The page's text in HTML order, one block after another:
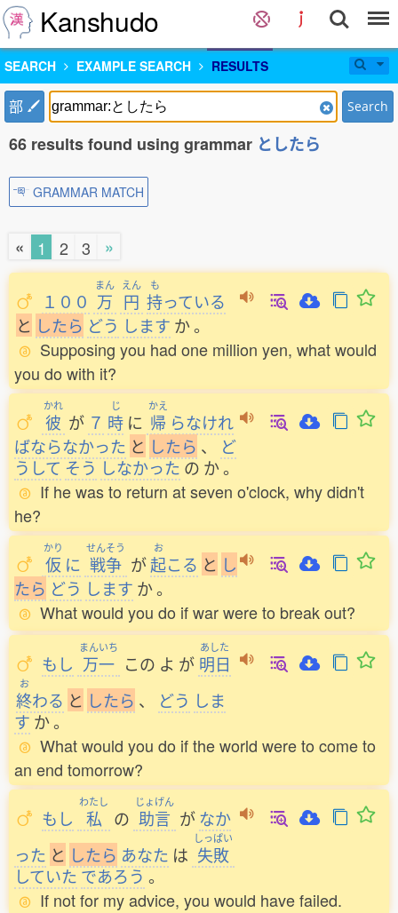
Kanshudo
SEARCH EXAMPLE SEARCH RESULTS
部 Search
66 results found using grammar としたら
GRAMMAR MATCH
« 1 2 3 »
１００
まん
万
えん
円
も
持っている
と したら どう します か。
Supposing you had one million yen, what would
you do with it?
かれ
彼 が ７
じ
時 に
かえ
帰 らなけれ
ばならなかった と したら 、
ど
うして そう しなかった の か。
If he was to return at seven o'clock, why didn't
he?
かり
仮 に
せんそう
戦争 が
お
起こる と し
たら どう します か。
What would you do if war were to break out?
もし
まんいち
万一 この よ が
あした
明日
お
終わる と したら 、 どう しま
す か。
What would you do if the world were to come to
an end tomorrow?
もし
わたし
私 の
じょげん
助言 がなか
った と したら あなた は
しっぱい
失敗
していた であろう 。
If not for my advice, you would have failed.